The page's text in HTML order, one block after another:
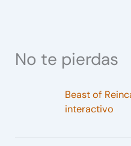
No te pierdas
Beast of
interactivo